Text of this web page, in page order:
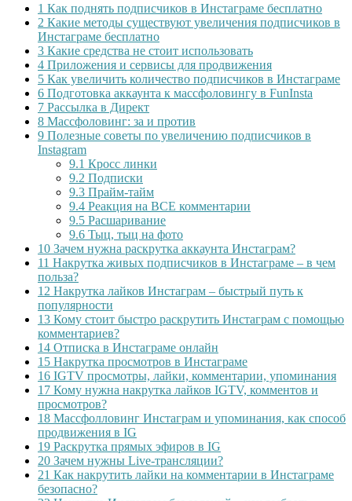
1 Как поднять подписчиков в Инстаграме бесплатно
2 Какие методы существуют увеличения подписчиков в
Инстаграме бесплатно
3 Какие средства не стоит использовать
4 Приложения и сервисы для продвижения
5 Как увеличить количество подписчиков в Инстаграме
6 Подготовка аккаунта к массфоловингу в FunInsta
7 Рассылка в Директ
8 Массфоловинг: за и против
9 Полезные советы по увеличению подписчиков в
Instagram
9.1 Кросс линки
9.2 Подписки
9.3 Прайм-тайм
9.4 Реакция на ВСЕ комментарии
9.5 Расшаривание
9.6 Тыц, тыц на фото
10 Зачем нужна раскрутка аккаунта Инстаграм?
11 Накрутка живых подписчиков в Инстаграме – в чем
польза?
12 Накрутка лайков Инстаграм – быстрый путь к
популярности
13 Кому стоит быстро раскрутить Инстаграм с помощью
комментариев?
14 Отписка в Инстаграме онлайн
15 Накрутка просмотров в Инстаграме
16 IGTV просмотры, лайки, комментарии, упоминания
17 Кому нужна накрутка лайков IGTV, комментов и
просмотров?
18 Массфолловинг Инстаграм и упоминания, как способ
продвижения в IG
19 Раскрутка прямых эфиров в IG
20 Зачем нужны Live-трансляции?
21 Как накрутить лайки на комментарии в Инстаграме
безопасно?